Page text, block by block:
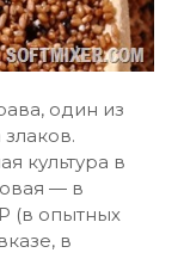
один из
культура в
— в
(в опытных
в